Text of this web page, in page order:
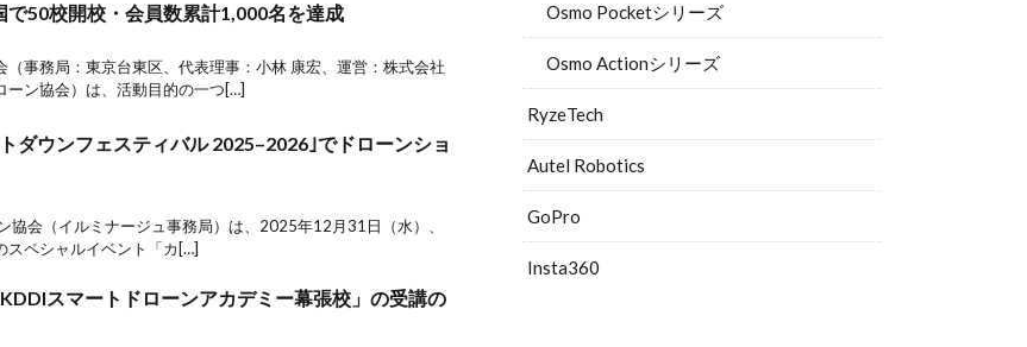
で50校開校・会員数累計1,000名を達成
事務局：東京台東区、代表理事：小林 康宏、運営：株式会社
ーン協会）は、活動目的の一つ[…]
ダウンフェスティバル 2025–2026｣でドローンショ
協会（イルミナージュ事務局）は、2025年12月31日（水）、
スペシャルイベント「カ[…]
スマートドローンアカデミー幕張校」の受講の
Osmo Pocketシリーズ
Osmo Actionシリーズ
RyzeTech
Autel Robotics
GoPro
Insta360